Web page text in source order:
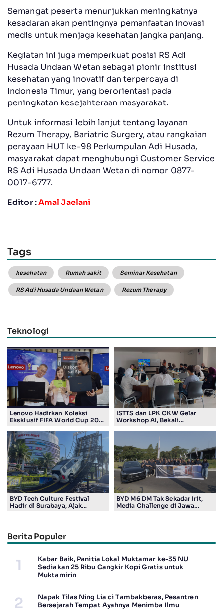
Semangat peserta menunjukkan meningkatnya
kesadaran akan pentingnya pemanfaatan inovasi
medis untuk menjaga kesehatan jangka panjang.
Kegiatan ini juga memperkuat posisi RS Adi
Husada Undaan Wetan sebagai pionir institusi
kesehatan yang inovatif dan terpercaya di
Indonesia Timur, yang berorientasi pada
peningkatan kesejahteraan masyarakat.
Untuk informasi lebih lanjut tentang layanan
Rezum Therapy, Bariatric Surgery, atau rangkaian
perayaan HUT ke-98 Perkumpulan Adi Husada,
masyarakat dapat menghubungi Customer Service
RS Adi Husada Undaan Wetan di nomor 0877-
0017-6777.
Editor :Amal Jaelani
Tags
kesehatan Rumah sakit Seminar Kesehatan
RS Adi Husada Undaan Wetan Rezum Therapy
Teknologi
Lenovo Hadirkan Koleksi
Eksklusif FIFA World Cup 2026
Penggemar Teknologi dan
Sepak Bola
ISTTS dan LPK CKW Gelar
Workshop AI, Bekali
BYD Tech Culture Festival
Hadir di Surabaya, Ajak
BYD M6 DM Tak Sekadar Irit,
Media Challenge di Jawa
Berita Populer
1
Kabar Baik, Panitia Lokal Muktamar ke-35 NU
Sediakan 25 Ribu Cangkir Kopi Gratis untuk
Muktamirin
2
Napak Tilas Ning Lia di Tambakberas, Pesantren
Bersejarah Tempat Ayahnya Menimba Ilmu